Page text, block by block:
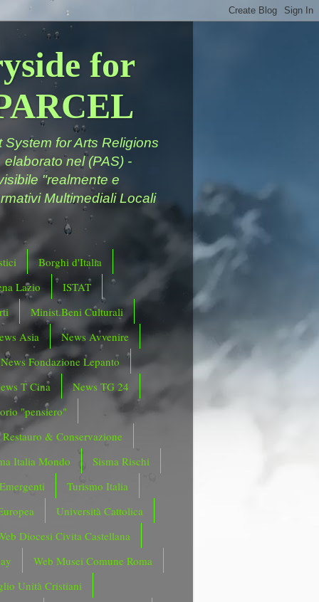
for
for Arts Religions
nel (PAS) -
"realmente e
Multimediali Locali
Borghi d'Italia
Lazio
ISTAT
Minist.Beni Culturali
Asia
News Avvenire
News Fondazione Lepanto
T Cina
News TG 24
"pensiero"
Restauro & Conservazione
Italia Mondo
Sisma Rischi
Turismo Italia
Università Cattolica
Diocesi Civita Castellana
Web Musei Comune Roma
Unità Cristiani